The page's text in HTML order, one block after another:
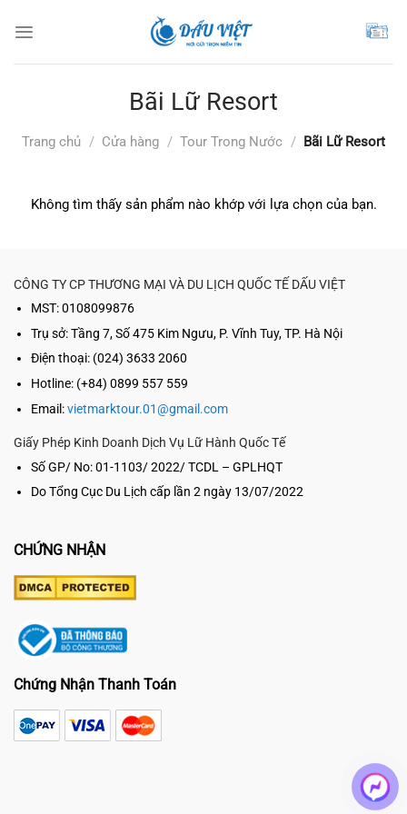
đến
Bãi Lữ Resort
Trang chủ / Cửa hàng / Tour Trong Nước / Bãi Lữ Resort
Không tìm thấy sản phẩm nào khớp với lựa chọn của bạn.
CÔNG TY CP THƯƠNG MẠI VÀ DU LỊCH QUỐC TẾ DẤU VIỆT
MST: 0108099876
Trụ sở:Tầng 7, Số 475 Kim Ngưu, P. Vĩnh Tuy, TP. Hà Nội
Điện thoại: (024) 3633 2060
Hotline: (+84) 0899 557 559
Email:vietmarktour.01@gmail.com
Giấy Phép Kinh Doanh Dịch Vụ Lữ Hành Quốc Tế
Số GP/ No: 01-1103/ 2022/ TCDL – GPLHQT
Do Tổng Cục Du Lịch cấp lần 2 ngày 13/07/2022
CHỨNG NHẬN
Chứng Nhận Thanh Toán